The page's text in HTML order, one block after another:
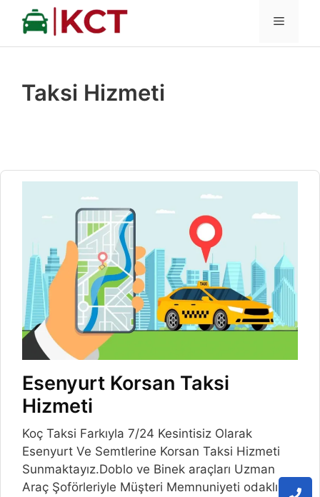
İçeriğe
MENÜ
Taksi Hizmeti
Esenyurt Korsan Taksi
Hizmeti
Koç Taksi Farkıyla 7/24 Kesintisiz Olarak
Esenyurt Ve Semtlerine Korsan Taksi Hizmeti
Sunmaktayız.Doblo ve Binek araçları Uzman
Araç Şoförleriyle Müşteri Memnuniyeti odaklı